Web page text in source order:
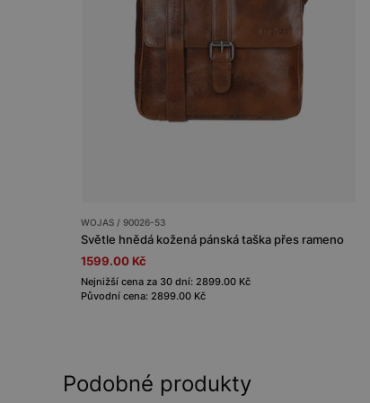
WOJAS / 90026-53
Světle hnědá kožená pánská taška přes rameno
1599.00 Kč
Nejnižší cena za 30 dní: 2899.00 Kč
Původní cena: 2899.00 Kč
Podobné produkty